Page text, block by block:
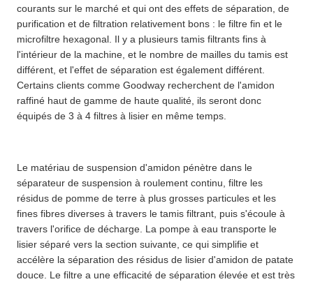
courants sur le marché et qui ont des effets de séparation, de
purification et de filtration relativement bons : le filtre fin et le
microfiltre hexagonal. Il y a plusieurs tamis filtrants fins à
l'intérieur de la machine, et le nombre de mailles du tamis est
différent, et l'effet de séparation est également différent.
Certains clients comme Goodway recherchent de l'amidon
raffiné haut de gamme de haute qualité, ils seront donc
équipés de 3 à 4 filtres à lisier en même temps.
Le matériau de suspension d'amidon pénètre dans le
séparateur de suspension à roulement continu, filtre les
résidus de pomme de terre à plus grosses particules et les
fines fibres diverses à travers le tamis filtrant, puis s'écoule à
travers l'orifice de décharge. La pompe à eau transporte le
lisier séparé vers la section suivante, ce qui simplifie et
accélère la séparation des résidus de lisier d'amidon de patate
douce. Le filtre a une efficacité de séparation élevée et est très